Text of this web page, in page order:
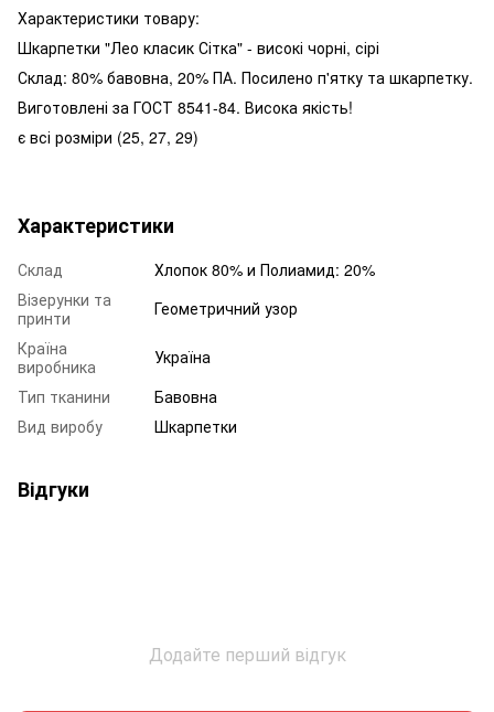
Характеристики товару:
Шкарпетки "Лео класик Сітка" - високі чорні, сірі
Склад: 80% бавовна, 20% ПА. Посилено п'ятку та шкарпетку.
Виготовлені за ГОСТ 8541-84. Висока якість!
є всі розміри (25, 27, 29)
Характеристики
Склад
Хлопок 80% и Полиамид: 20%
Візерунки та
принти
Геометричний узор
Країна
виробника
Україна
Тип тканини
Бавовна
Вид виробу
Шкарпетки
Відгуки
Додайте перший відгук